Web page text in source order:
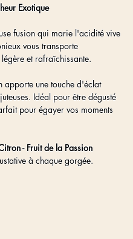
Exotique
fusion qui marie l'acidité vive
vous transporte
et rafraîchissante.
apporte une touche d'éclat
Idéal pour être dégusté
pour égayer vos moments
- Fruit de la Passion
à chaque gorgée.